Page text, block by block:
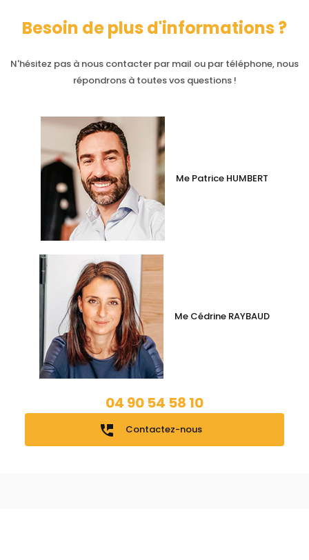
Besoin de plus d'informations ?
N'hésitez pas à nous contacter par mail ou par téléphone, nous
répondrons à toutes vos questions !
Me Patrice HUMBERT
Me Cédrine RAYBAUD
04 90 54 58 10
perm_phone_msg Contactez-nous